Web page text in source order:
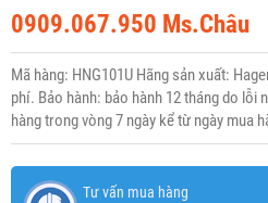
0909.067.950 Ms.Châu
Mã hàng: HNG101U Hãng sản xuất:
phí. Bảo hành: bảo hành 12 tháng do
hàng trong vòng 7 ngày kể từ ngày mua
Tư vấn mua hàng